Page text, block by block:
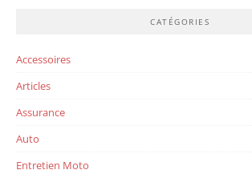
CATÉGORIES
Accessoires
Articles
Assurance
Auto
Entretien Moto